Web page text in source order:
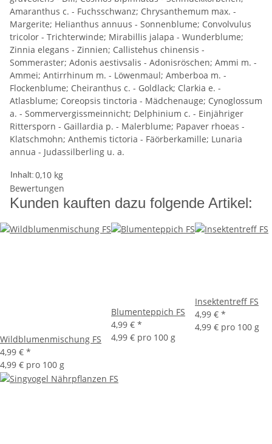
Amaranthus c. - Fuchsschwanz; Chrysanthemum max. -
Margerite; Helianthus annuus - Sonnenblume; Convolvulus
tricolor - Trichterwinde; Mirabillis jalapa - Wunderblume;
Zinnia elegans - Zinnien; Callistehus chinensis -
Sommeraster; Adonis aestivsalis - Adonisröschen; Ammi m. -
Ammei; Antirrhinum m. - Löwenmaul; Amberboa m. -
Flockenblume; Cheiranthus c. - Goldlack; Clarkia e. -
Atlasblume; Coreopsis tinctoria - Mädchenauge; Cynoglossum
a. - Sommervergissmeinnicht; Delphinium c. - Einjähriger
Rittersporn - Gaillardia p. - Malerblume; Papaver rhoeas -
Klatschmohn; Anthemis tictoria - Fäörberkamille; Lunaria
annua - Judassilberling u. a.
Inhalt:0,10 kg
Bewertungen
Kunden kauften dazu folgende Artikel:
Wildblumenmischung FS
4,99 € *
4,99 € pro 100 g
Blumenteppich FS
4,99 € *
4,99 € pro 100 g
Insektentreff FS
4,99 € *
4,99 € pro 100 g